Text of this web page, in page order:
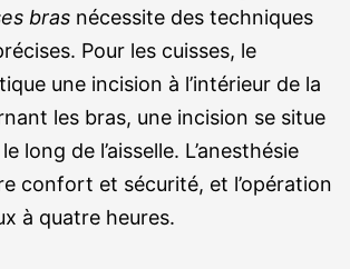
brasnécessite des techniques
Pour les cuisses, le
une incision à l’intérieur de la
les bras, une incision se situe
long de l’aisselle. L’anesthésie
confort et sécurité, et l’opération
à quatre heures.